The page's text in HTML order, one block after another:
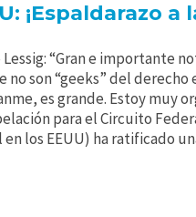
¡Espaldarazo a
“Gran e importante
no son “geeks” del
es grande. Estoy muy
para el Circuito
los EEUU) ha ratificado